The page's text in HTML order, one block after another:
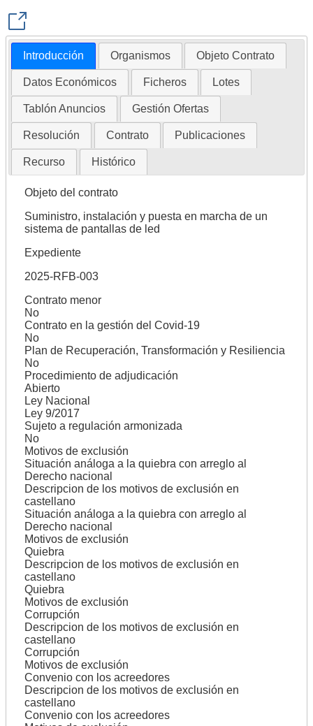
Introducción Organismos Objeto Contrato
Datos Económicos Ficheros Lotes
Tablón Anuncios Gestión Ofertas
Resolución Contrato Publicaciones
Recurso Histórico
Objeto del contrato
Suministro, instalación y puesta en marcha de un
sistema de pantallas de led
Expediente
2025-RFB-003
Contrato menor
No
Contrato en la gestión del Covid-19
No
Plan de Recuperación, Transformación y Resiliencia
No
Procedimiento de adjudicación
Abierto
Ley Nacional
Ley 9/2017
Sujeto a regulación armonizada
No
Motivos de exclusión
Situación análoga a la quiebra con arreglo al
Derecho nacional
Descripcion de los motivos de exclusión en
castellano
Situación análoga a la quiebra con arreglo al
Derecho nacional
Motivos de exclusión
Quiebra
Descripcion de los motivos de exclusión en
castellano
Quiebra
Motivos de exclusión
Corrupción
Descripcion de los motivos de exclusión en
castellano
Corrupción
Motivos de exclusión
Convenio con los acreedores
Descripcion de los motivos de exclusión en
castellano
Convenio con los acreedores